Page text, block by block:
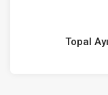
Topal